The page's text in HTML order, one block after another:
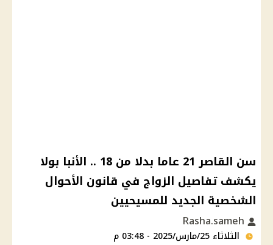
سن القاصر 21 عاما بدلا من 18 .. الأنبا بولا
يكشف تفاصيل الزواج في قانون الأحوال
الشخصية الجديد للمسيحيين
الثلاثاء 25/مارس/2025 - 03:48 م